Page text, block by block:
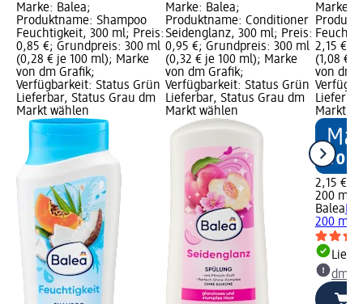
Marke: Balea;
Produktname: Shampoo
Feuchtigkeit, 300 ml; Preis:
0,85 €; Grundpreis: 300 ml
(0,28 € je 100 ml); Marke
von dm Grafik;
Verfügbarkeit: Status Grün
Lieferbar, Status Grau dm
Markt wählen
Marke: Balea;
Produktname: Conditioner
Seidenglanz, 300 ml; Preis:
0,95 €; Grundpreis: 300 ml
(0,32 € je 100 ml); Marke
von dm Grafik;
Verfügbarkeit: Status Grün
Lieferbar, Status Grau dm
Markt wählen
Marke:
2,15 €;
(1,08 €
von dm
Markt
2,15 €
200 ml
Balea
200 ml
dm